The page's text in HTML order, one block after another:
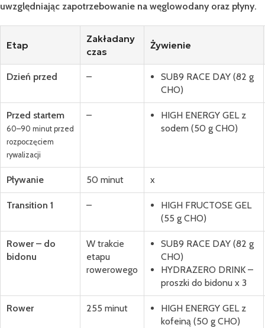
uwzględniając zapotrzebowanie na węglowodany oraz płyny.
Etap
Zakładany
czas
Żywienie
Dzień przed –
SUB9 RACE DAY (82 g
CHO)
Przed startem
60–90 minut przed
rozpoczęciem
rywalizacji
–
HIGH ENERGY GEL z
sodem (50 g CHO)
Pływanie 50 minut x
Transition 1 –
HIGH FRUCTOSE GEL
(55 g CHO)
Rower – do
bidonu
W trakcie
etapu
rowerowego
SUB9 RACE DAY (82 g
CHO)
HYDRAZERO DRINK –
proszki do bidonu x 3
Rower 255 minut
HIGH ENERGY GEL z
kofeiną (50 g CHO)